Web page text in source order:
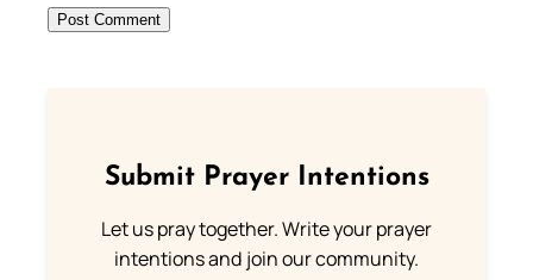
Submit Prayer Intentions
Let us pray together. Write your prayer
intentions and join our community.